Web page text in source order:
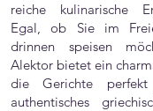
reiche kulinarische
Egal, ob Sie im
drinnen speisen
Alektor bietet ein
die Gerichte
authentisches